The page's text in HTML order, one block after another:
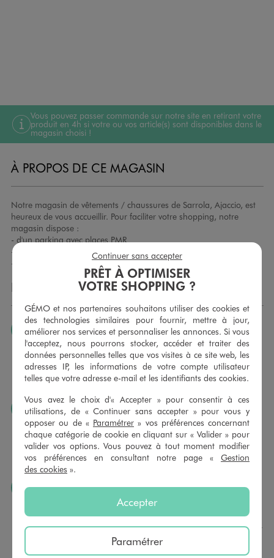
Vous pouvez passer commande sur notre site en retirant votre
produit en 4h si votre ou vos article(s) sont disponibles dans le
magasin choisi !
À PROPOS DE CE MAGASIN
Notre magasin de vêtements / chaussures de Sarrola, Ajaccio, est
heureux de vous accueillir. Pour faciliter votre shopping, notre
magasin dispose :
- d'un parking avec places PMR
- d' un arrêt de bus ligne 2 arrêt Atrium 1
- de larges rayons pour un passage poussette facilité
LES SERVICES GÉMO
JE PEUX CHANGER D’AVIS
Nous échangeons et vous proposons un avoir ou un
remboursement pour tout article non porté, non retouché,
sous 30 jours, sur simple présentation du ticket de caisse,
dans tous les magasins GÉMO.
JE PEUX FAIRE RETOUCHER MES ARTICLES
Ourlets, ceintures… vous avez la possibilité de faire
retoucher vos articles textiles dans nos magasins. Les tarifs
sont à votre disposition sur simple demande. Voir
conditions en magasins.
J’AIME FAIRE PLAISIR
Nous vous proposons des cartes cadeaux GÉMO d’un
montant au choix entre 10€ et 150€. Les cartes cadeau
GÉMO sont valables 1 an, utilisables en plusieurs fois, pour
payer vos achats en magasin. Offrez vos cartes cadeau
dans de jolies enveloppes pour toutes les occasions.
PRÊT À OPTIMISER
VOTRE SHOPPING ?
GÉMO et nos partenaires souhaitons utiliser des cookies et
des technologies similaires pour fournir, mettre à jour,
améliorer nos services et personnaliser les annonces. Si vous
l'acceptez, nous pourrons stocker, accéder et traiter des
données personnelles telles que vos visites à ce site web, les
adresses IP, les informations de votre compte utilisateur
telles que votre adresse e-mail et les identifiants des cookies.
Vous avez le choix d'« Accepter » pour consentir à ces
utilisations, de « Continuer sans accepter » pour vous y
opposer ou de « Paramétrer » vos préférences concernant
chaque catégorie de cookie en cliquant sur « Valider » pour
valider vos options. Vous pouvez à tout moment modifier
vos préférences en consultant notre page « Gestion
des cookies ».
Accepter
Paramétrer
Continuer sans accepter